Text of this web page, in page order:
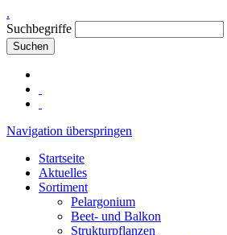
.
Suchbegriffe
Suchen
Navigation überspringen
Startseite
Aktuelles
Sortiment
Pelargonium
Beet- und Balkon
Strukturpflanzen